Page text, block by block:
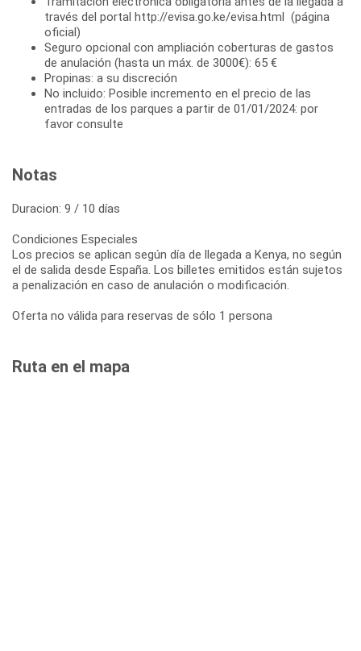
través del portal http://evisa.go.ke/evisa.html (página
oficial)
Seguro opcional con ampliación coberturas de gastos
de anulación (hasta un máx. de 3000€): 65 €
Propinas: a su discreción
No incluido: Posible incremento en el precio de las
entradas de los parques a partir de 01/01/2024: por
favor consulte
Notas
Duracion: 9 / 10 días
Condiciones Especiales
Los precios se aplican según día de llegada a Kenya, no según
el de salida desde España. Los billetes emitidos están sujetos
a penalización en caso de anulación o modificación.
Oferta no válida para reservas de sólo 1 persona
Ruta en el mapa